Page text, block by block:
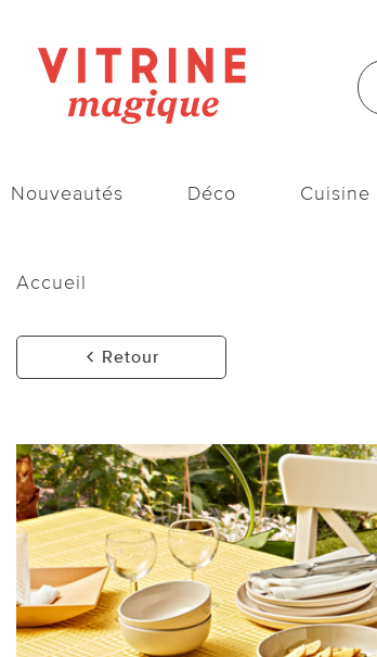
Nouveautés Déco Cuisine
Accueil
Retour